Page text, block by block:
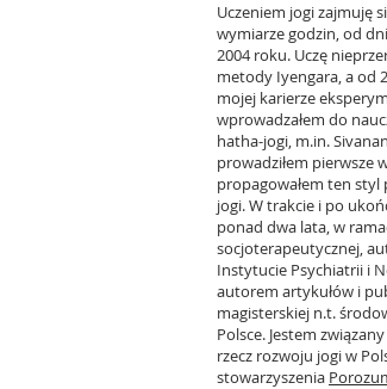
Uczeniem jogi zajmuję
wymiarze godzin, od
2004 roku. Uczę
metody Iyengara, a od
mojej karierze
wprowadzałem do
hatha-jogi, m.in.
prowadziłem pierwsze
propagowałem ten
jogi. W trakcie i po
ponad dwa lata, w
socjoterapeutycznej,
Instytucie Psychiatrii i
autorem artykułów i
magisterskiej n.t.
Polsce. Jestem
rzecz rozwoju jogi w
stowarzyszenia